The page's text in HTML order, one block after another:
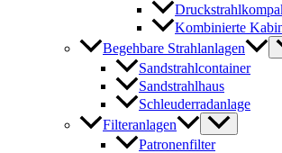
Kombinierte
Begehbare Strahlanlagen
Sandstrahlcontainer
Sandstrahlhaus
Schleuderradanlage
Filteranlagen
Patronenfilter